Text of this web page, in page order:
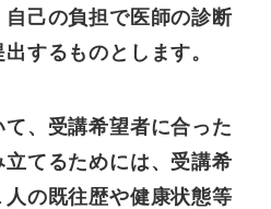
己の負担で医師の診断
するものとします。
、受講希望者に合った
てるためには、受講希
の既往歴や健康状態等